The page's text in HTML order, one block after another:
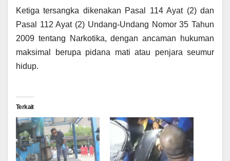
Ketiga tersangka dikenakan Pasal 114 Ayat (2) dan
Pasal 112 Ayat (2) Undang-Undang Nomor 35 Tahun
2009 tentang Narkotika, dengan ancaman hukuman
maksimal berupa pidana mati atau penjara seumur
hidup.
Terkait